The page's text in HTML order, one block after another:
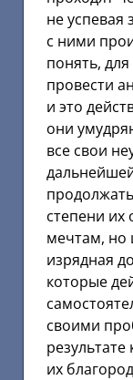
не успевая
с ними
понять,
провести
и это
они
все свои
степени
мечтам, но
изрядная
которые
своими
их